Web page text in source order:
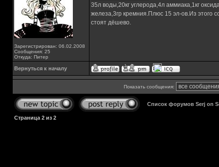
Зарегистрирован: 06.02.2008
Сообщения: 25
Откуда: Питер
35л воды,20кг углерода,4л аммиака,1кг
железа,3гр кремния.Плюс 15 эл-ов.Из этого
стоят дёшево.
Вернуться к началу
Показать сообщения:
Список форумов Serj on
Страница 2 из 2